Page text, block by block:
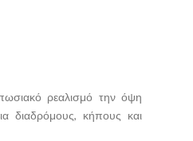
ρεαλισμό την όψη
διαδρόμους, κήπους και